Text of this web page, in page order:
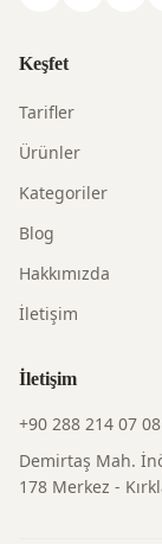
Keşfet
Tarifler
Ürünler
Kategoriler
Blog
Hakkımızda
İletişim
İletişim
+90 288 214 07 08
Demirtaş Mah.
178 Merkez -